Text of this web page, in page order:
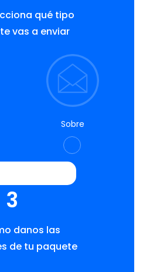
qué tipo
vas a enviar
Sobre
3
danos las
de tu paquete